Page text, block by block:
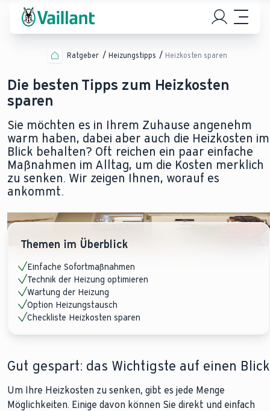
Ratgeber Heizungstipps Heizkosten sparen
Die besten Tipps zum Heizkosten
sparen
Sie möchten es in Ihrem Zuhause angenehm
warm haben, dabei aber auch die Heizkosten im
Blick behalten? Oft reichen ein paar einfache
Maßnahmen im Alltag, um die Kosten merklich
zu senken. Wir zeigen Ihnen, worauf es
ankommt.
Themen im Überblick
Einfache Sofortmaßnahmen
Technik der Heizung optimieren
Wartung der Heizung
Option Heizungstausch
Checkliste Heizkosten sparen
Gut gespart: das Wichtigste auf einen Blick
Um Ihre Heizkosten zu senken, gibt es jede Menge
Möglichkeiten. Einige davon können Sie direkt und einfach